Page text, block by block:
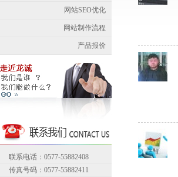
网站SEO优化
网站制作流程
产品报价
联系电话：0577-55882408
传真号码：0577-55882411